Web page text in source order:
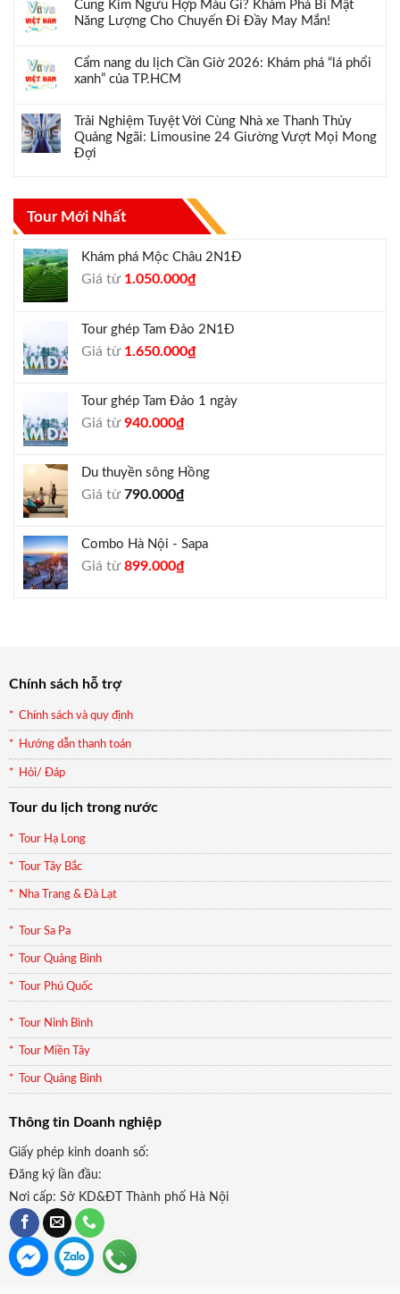
Cung Kim Ngưu Hợp Màu Gì? Khám Phá Bí Mật
Năng Lượng Cho Chuyến Đi Đầy May Mắn!
Cẩm nang du lịch Cần Giờ 2026: Khám phá “lá phổi
xanh” của TP.HCM
Trải Nghiệm Tuyệt Vời Cùng Nhà xe Thanh Thủy
Quảng Ngãi: Limousine 24 Giường Vượt Mọi Mong
Đợi
Tour Mới Nhất
Khám phá Mộc Châu 2N1Đ
Giá từ Giá
1.300.000₫.
1.050.000₫Giá
là:
Tour ghép Tam Đảo 2N1Đ
Giá từ Giá
1.800.000₫.
1.650.000₫Giá
là:
Tour ghép Tam Đảo 1 ngày
Giá từGiá
1.000.000₫.
940.000₫Giá
là:
Du thuyền sông Hồng
Giá từ790.000₫
Combo Hà Nội - Sapa
Giá từGiá
899.000₫Giá
Chính sách hỗ trợ
Chính sách và quy định
Hướng dẫn thanh toán
Hỏi/ Đáp
Tour du lịch trong nước
Tour Hạ Long
Tour Tây Bắc
Nha Trang & Đà Lạt
Tour Sa Pa
Tour Quảng Bình
Tour Phú Quốc
Tour Ninh Bình
Tour Miền Tây
Tour Quảng Bình
Thông tin Doanh nghiệp
Giấy phép kinh doanh số:
Đăng ký lần đầu:
Nơi cấp: Sở KD&ĐT Thành phố Hà Nội